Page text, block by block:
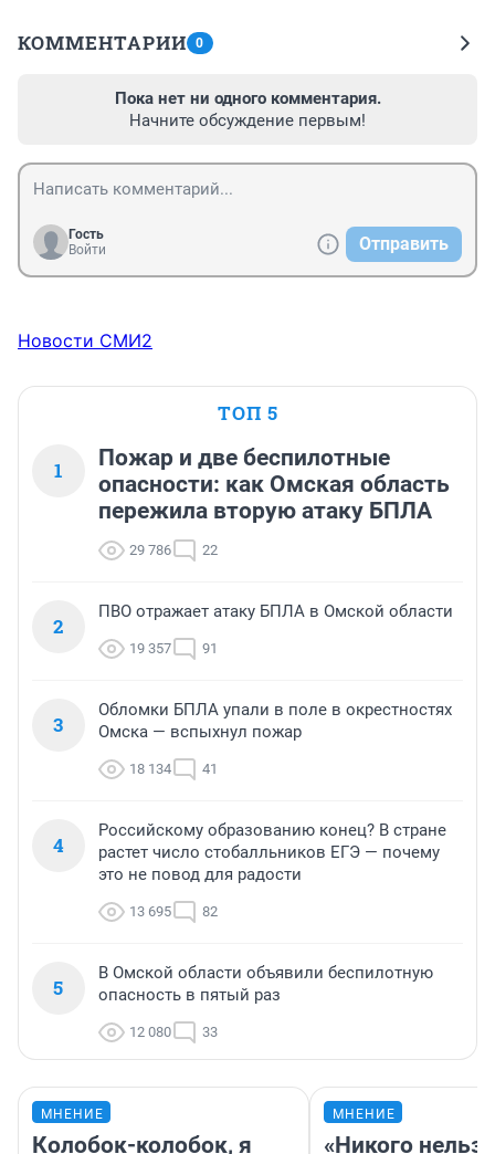
КОММЕНТАРИИ 0
Пока нет ни одного комментария.
Начните обсуждение первым!
Гость
Войти
Отправить
Новости СМИ2
ТОП 5
1
Пожар и две беспилотные
опасности: как Омская область
пережила вторую атаку БПЛА
29 786 22
2
ПВО отражает атаку БПЛА в Омской области
19 357 91
3
Обломки БПЛА упали в поле в окрестностях
Омска — вспыхнул пожар
18 134 41
4
Российскому образованию конец? В стране
растет число стобалльников ЕГЭ — почему
это не повод для радости
13 695 82
5
В Омской области объявили беспилотную
опасность в пятый раз
12 080 33
МНЕНИЕ
Колобок-колобок, я
МНЕНИЕ
«Никого нельзя